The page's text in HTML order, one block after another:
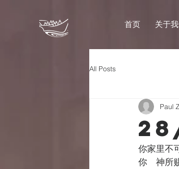
首页 关于
All Posts
Paul
你家里不
你　神所